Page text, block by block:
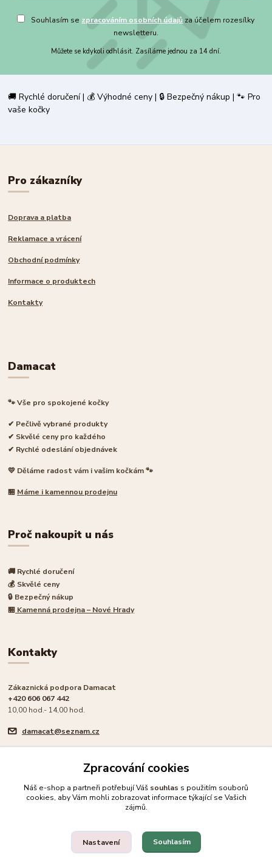
Souhlasím se zpracováním osobních údajů za účelem rozesílky
newsletteru.
Můžete se kdykoli odhlásit. Zasíláme jednou za 14 dní.
🚚 Rychlé doručení | 💰 Výhodné ceny | 🔒 Bezpečný nákup | 🐾 Pro
vaše kočky
Pro zákazníky
Doprava a platba
Reklamace a vrácení
Obchodní podmínky
Informace o produktech
Kontakty
Damacat
🐾 Vše pro spokojené kočky
✔ Pečlivě vybrané produkty
✔ Skvělé ceny pro každého
✔ Rychlé odeslání objednávek
💛 Děláme radost vám i vašim kočkám 🐾
🏪 Máme i kamennou prodejnu
Proč nakoupit u nás
🚚 Rychlé doručení
💰 Skvělé ceny
🔒 Bezpečný nákup
🏪 Kamenná prodejna – Nové Hrady
Kontakty
Zákaznická podpora Damacat
+420 606 067 442
10,00 hod.- 14,00 hod.
damacat@seznam.cz
🐾 Rodinný e-shop pro milovníky koček
Upravit sběr cookies.
Zpracování cookies
Náš e-shop a partneři potřebují Váš souhlas s použitím souborů
cookies, aby Vám mohli zobrazovat informace týkající se Vašich
zájmů.
Nastavení Souhlasím